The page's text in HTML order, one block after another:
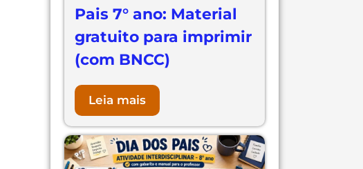
Pais 7° ano: Material
gratuito para imprimir
(com BNCC)
Leia mais